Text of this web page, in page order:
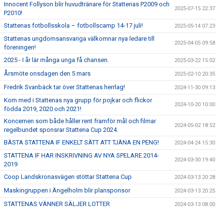
Innocent Follyson blir huvudtränare för Stattenas P2009 och
P2010!
2025-07-15 22:37
Stattenas fotbollsskola – fotbollscamp 14-17 juli! 2025-05-14 07:23
Stattenas ungdomsansvariga välkomnar nya ledare till
föreningen!
2025-04-05 09:58
2025 - I år lär många unga få chansen. 2025-03-22 15:02
Årsmöte onsdagen den 5 mars 2025-02-10 20:35
Fredrik Svanbäck tar över Stattenas herrlag! 2024-11-30 09:13
Kom med i Stattenas nya grupp för pojkar och flickor
födda 2019, 2020 och 2021!
2024-10-20 10:00
Koncernen som både håller rent framför mål och filmar
regelbundet sponsrar Stattena Cup 2024.
2024-05-02 18:52
BÄSTA STATTENA IF ENKELT SÄTT ATT TJÄNA EN PENG! 2024-04-24 15:30
STATTENA IF HAR INSKRIVNING AV NYA SPELARE 2014-
2019
2024-03-30 19:40
Coop Landskronasvägen stöttar Stattena Cup 2024-03-13 20:28
Maskingruppen i Ängelholm blir plansponsor 2024-03-13 20:25
STATTENAS VÄNNER SÄLJER LOTTER 2024-03-13 08:00